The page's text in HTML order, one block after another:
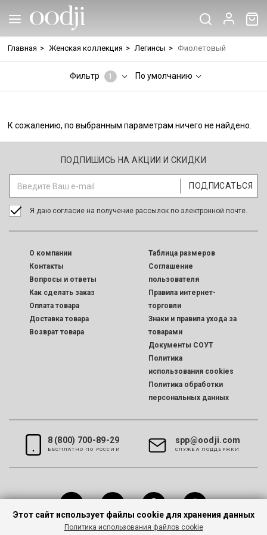
Главная > Женская коллекция > Легинсы > Фиолетовый
Фильтр 1 По умолчанию
К сожалению, по выбранным параметрам ничего не найдено.
ПОДПИШИСЬ НА АКЦИИ И СКИДКИ
Я даю согласие на получение рассылок по электронной почте.
O компании
Контакты
Вопросы и ответы
Как сделать заказ
Оплата товара
Доставка товара
Возврат товара
Таблица размеров
Соглашение
пользователя
Правила интернет-
торговли
Знаки и правила ухода за
товарами
Документы СОУТ
Политика
использования cookies
Политика обработки
персональных данных
8 (800) 700-89-29
БЕСПЛАТНО ПО РОССИИ
spp@oodji.com
CЛУЖБА ПОДДЕРЖКИ
Этот сайт использует файлы cookie для хранения данных
Политика использования файлов cookie